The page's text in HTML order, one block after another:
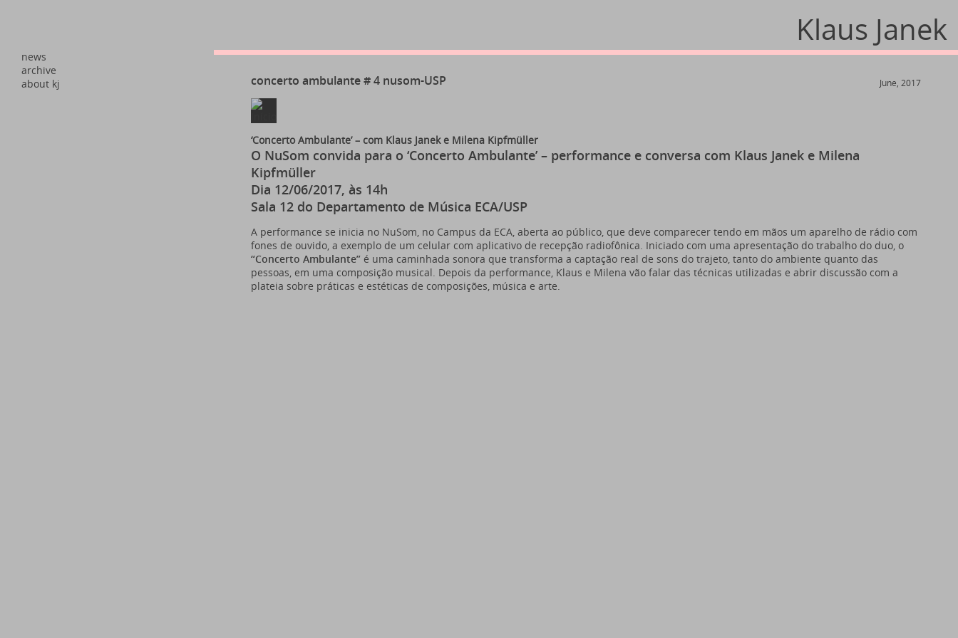
news
archive
about kj
Klaus Janek
concerto ambulante # 4 nusom-USP June, 2017
‘Concerto Ambulante’ – com Klaus Janek e Milena Kipfmüller
O NuSom convida para o ‘Concerto Ambulante’ – performance e conversa com Klaus Janek e Milena
Kipfmüller
Dia 12/06/2017, às 14h
Sala 12 do Departamento de Música ECA/USP
A performance se inicia no NuSom, no Campus da ECA, aberta ao público, que deve comparecer tendo em mãos um aparelho de rádio com
fones de ouvido, a exemplo de um celular com aplicativo de recepção radiofônica. Iniciado com uma apresentação do trabalho do duo, o
“Concerto Ambulante” é uma caminhada sonora que transforma a captação real de sons do trajeto, tanto do ambiente quanto das
pessoas, em uma composição musical. Depois da performance, Klaus e Milena vão falar das técnicas utilizadas e abrir discussão com a
plateia sobre práticas e estéticas de composições, música e arte.